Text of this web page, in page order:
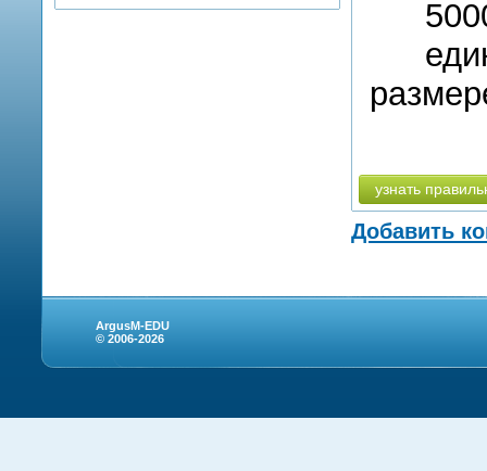
узнать
Добавить
ArgusM-EDU
© 2006-2026